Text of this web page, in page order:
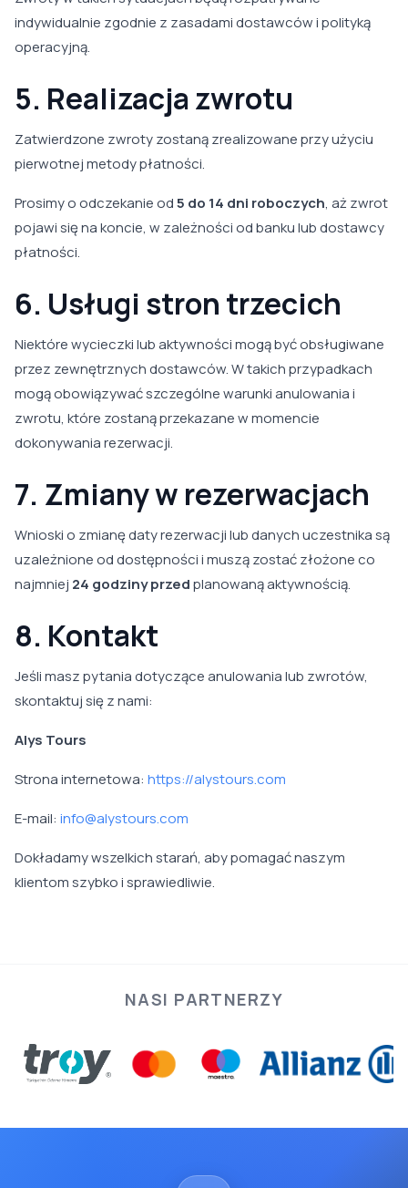
indywidualnie zgodnie z zasadami dostawców i polityką
operacyjną.
5. Realizacja zwrotu
Zatwierdzone zwroty zostaną zrealizowane przy użyciu
pierwotnej metody płatności.
Prosimy o odczekanie od5 do 14 dni roboczych, aż zwrot
pojawi się na koncie, w zależności od banku lub dostawcy
płatności.
6. Usługi stron trzecich
Niektóre wycieczki lub aktywności mogą być obsługiwane
przez zewnętrznych dostawców. W takich przypadkach
mogą obowiązywać szczególne warunki anulowania i
zwrotu, które zostaną przekazane w momencie
dokonywania rezerwacji.
7. Zmiany w rezerwacjach
Wnioski o zmianę daty rezerwacji lub danych uczestnika są
uzależnione od dostępności i muszą zostać złożone co
najmniej 24 godziny przedplanowaną aktywnością.
8. Kontakt
Jeśli masz pytania dotyczące anulowania lub zwrotów,
skontaktuj się z nami:
Alys Tours
Strona internetowa: https://alystours.com
E-mail: info@alystours.com
Dokładamy wszelkich starań, aby pomagać naszym
klientom szybko i sprawiedliwie.
NASI PARTNERZY